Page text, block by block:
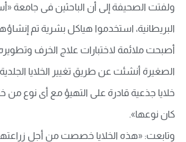
ولفتت الصحيفة إلى أن الباحثين فى جامعة
البريطانية، استخدموا هياكل بشرية تم
أصبحت ملائمة لاختبارات علاج الخرف
الصغيرة أنشئت عن طريق تغيير الخلايا الجلدية
خلايا جذعية قادرة على التهيؤ مع أى نوع من
كان نوعها».
وتابعت: «هذه الخلايا خصصت من أجل زراعتها